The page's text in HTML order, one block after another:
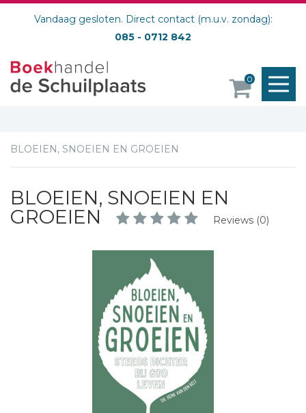
Vandaag gesloten. Direct contact (m.u.v. zondag):
085 - 0712 842
0
BLOEIEN, SNOEIEN EN GROEIEN
BLOEIEN, SNOEIEN EN
GROEIEN
Reviews (0)
Schrijf hieronder je review!